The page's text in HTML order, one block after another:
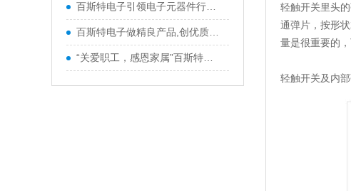
百斯特电子引领电子元器件行业,产品
百斯特电子做精良产品,创优质品牌
“关爱职工，感恩家属”百斯特优秀
轻触开关里头
通弹片，按形
量是很重要的
轻触开关及内